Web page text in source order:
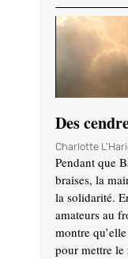
Des
Charlotte
Pendant que
braises, la
la solidarité.
amateurs au
montre
pour mettre le